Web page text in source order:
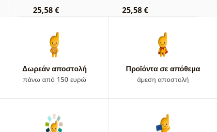
25,58 € 25,58 €
Δωρεάν αποστολή
πάνω από 150 ευρώ
Προϊόντα σε απόθεμα
άμεση αποστολή